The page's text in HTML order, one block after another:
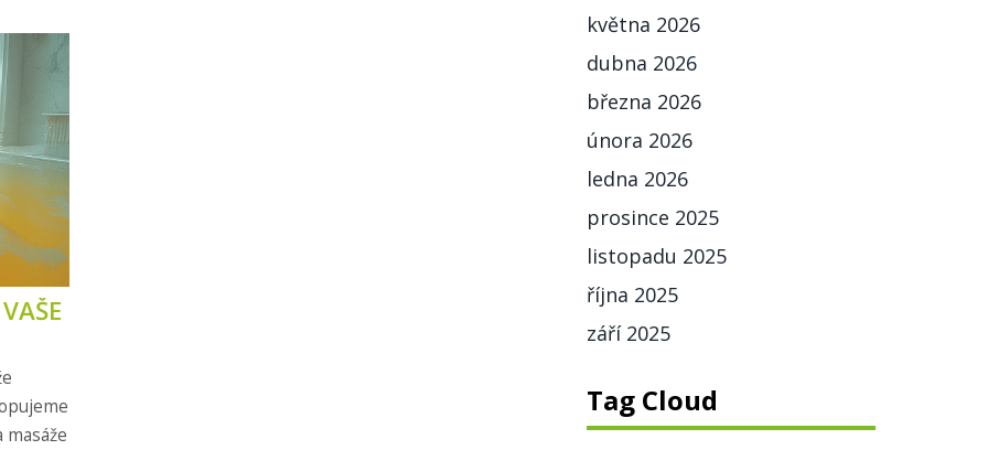
května 2026
dubna 2026
března 2026
února 2026
ledna 2026
prosince 2025
listopadu 2025
října 2025
září 2025
Tag Cloud